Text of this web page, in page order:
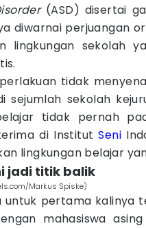
(ASD) disertai
diwarnai perjuangan
lingkungan sekolah
tidak
sejumlah sekolah
tidak pernah
di InstitutSeni
lingkungan belajar
jadi titik balik
Markus Spiske)
untuk pertama kalinya
mahasiswa